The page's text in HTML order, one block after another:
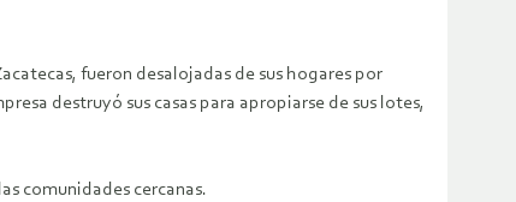
fueron desalojadas de sus hogares por
destruyó sus casas para apropiarse de sus lotes,
comunidades cercanas.